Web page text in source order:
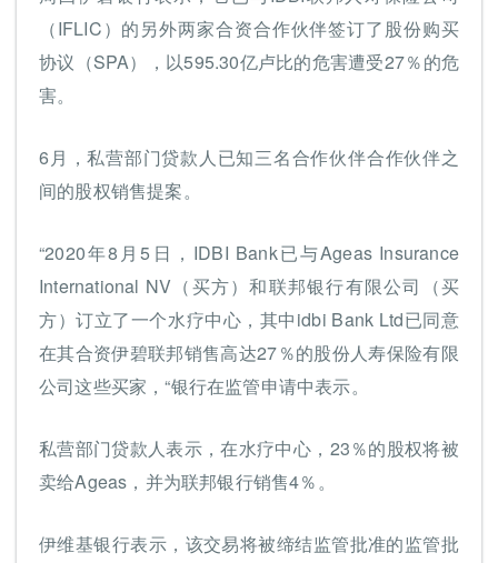
（IFLIC）的另外两家合资合作伙伴签订了股份购买
协议（SPA），以595.30亿卢比的危害遭受27％的危
害。
6月，私营部门贷款人已知三名合作伙伴合作伙伴之
间的股权销售提案。
“2020年8月5日，IDBI Bank已与Ageas Insurance
International NV（买方）和联邦银行有限公司（买
方）订立了一个水疗中心，其中idbi Bank Ltd已同意
在其合资伊碧联邦销售高达27％的股份人寿保险有限
公司这些买家，“银行在监管申请中表示。
私营部门贷款人表示，在水疗中心，23％的股权将被
卖给Ageas，并为联邦银行销售4％。
伊维基银行表示，该交易将被缔结监管批准的监管批